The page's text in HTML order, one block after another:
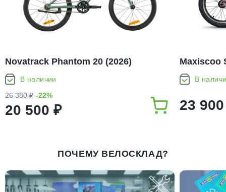
Novatrack Phantom 20 (2026)
В наличии
26 380 ₽ -22%
20 500 ₽
Maxiscoo
В
23
ПОЧЕМУ ВЕЛОСКЛАД?